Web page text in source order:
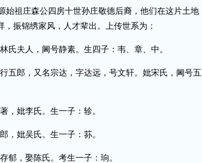
祖庄森公四房十世孙庄敬德后裔，他们在这片土地
振锦绣家风，人才辈出。上传世系为：
夫人，阃号静素。生四子：韦、章、中。
郎，又名宗达，字达远，号文轩。妣宋氏，阃号五
妣李氏。生一子：轸。
妣吴氏。生一子：荪。
，娶陈氏。考生一子：珦。